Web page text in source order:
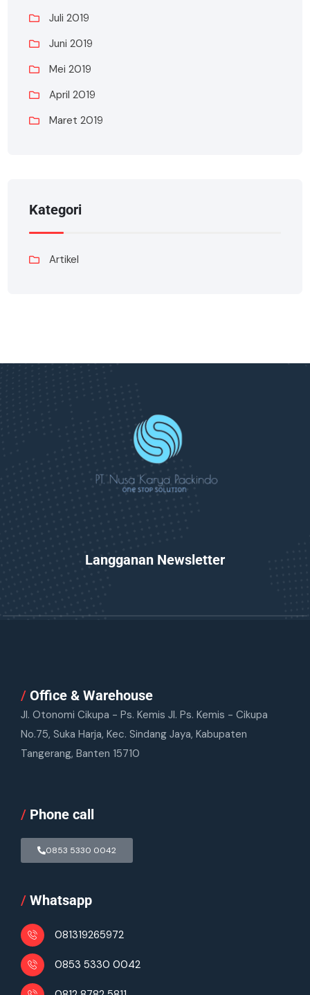
Juli 2019
Juni 2019
Mei 2019
April 2019
Maret 2019
Kategori
Artikel
Langganan Newsletter
/ Office & Warehouse
Jl. Otonomi Cikupa - Ps. Kemis Jl. Ps. Kemis - Cikupa
No.75, Suka Harja, Kec. Sindang Jaya, Kabupaten
Tangerang, Banten 15710
/ Phone call
0853 5330 0042
/ Whatsapp
081319265972
0853 5330 0042